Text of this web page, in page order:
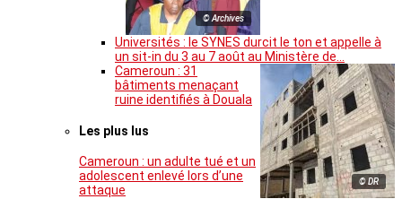
© Archives
Universités : le SYNES durcit le ton et appelle à
un sit-in du 3 au 7 août au Ministère de…
© DR
Cameroun : 31
bâtiments menaçant
ruine identifiés à Douala
Les plus lus
Cameroun : un adulte tué et un
adolescent enlevé lors d’une
attaque